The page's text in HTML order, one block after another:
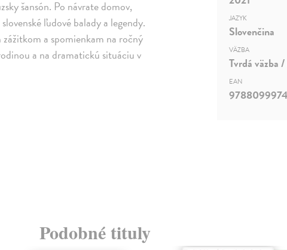
šansón. Po návrate domov,
ľudové balady a legendy.
a spomienkam na ročný
a na dramatickú situáciu v
JAZYK
Slovenčina
VÄZBA
Tvrdá väzba
EAN
Podobné tituly